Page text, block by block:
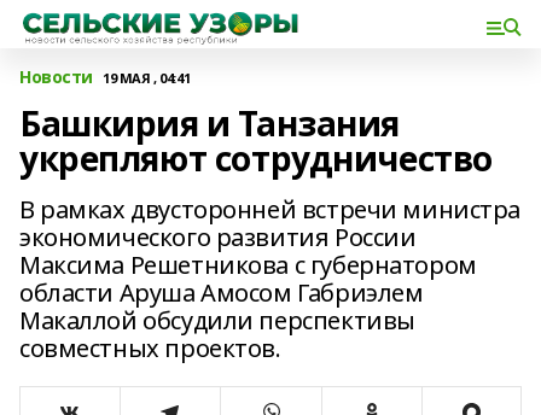
Новости 19 МАЯ , 04:41
Башкирия и Танзания
укрепляют сотрудничество
В рамках двусторонней встречи министра
экономического развития России
Максима Решетникова с губернатором
области Аруша Амосом Габриэлем
Макаллой обсудили перспективы
совместных проектов.